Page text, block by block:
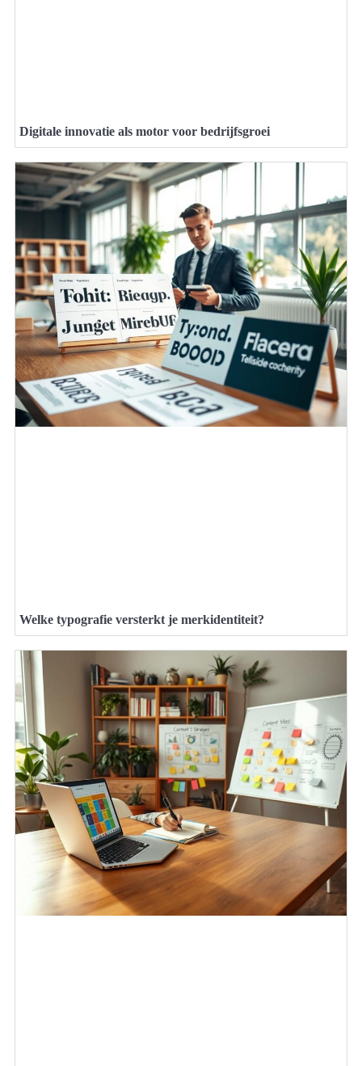
Digitale innovatie als motor voor bedrijfsgroei
Welke typografie versterkt je merkidentiteit?